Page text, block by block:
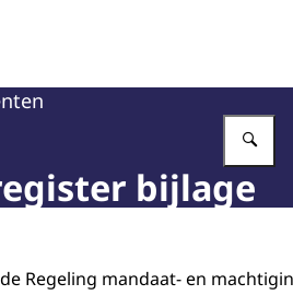
Nederlands Register
bijlage
Regeling mandaat- en